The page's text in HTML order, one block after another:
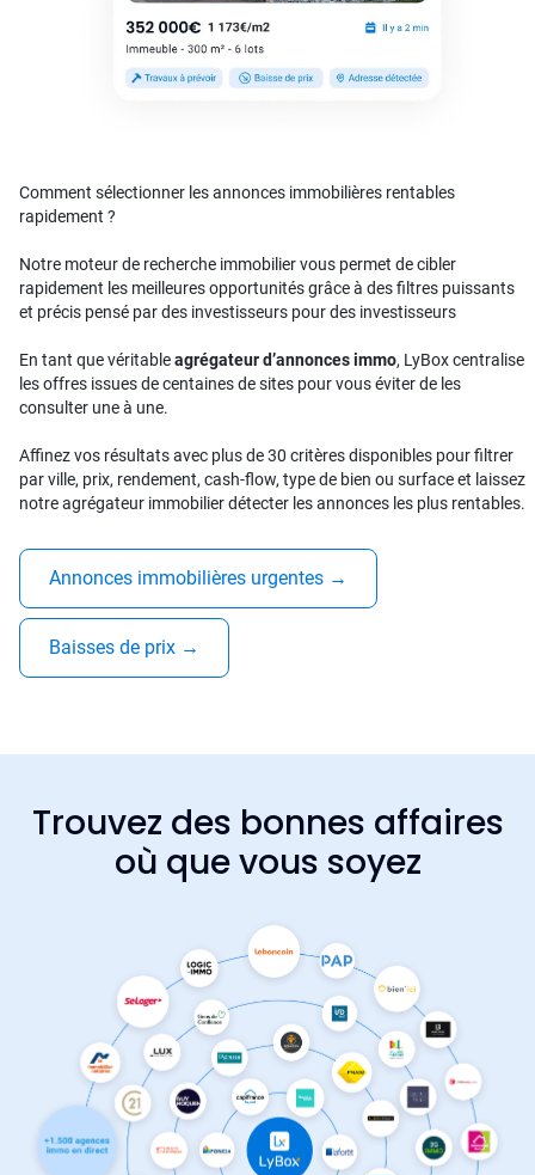
Comment sélectionner les annonces immobilières rentables
rapidement ?
Notre moteur de recherche immobilier vous permet de cibler
rapidement les meilleures opportunités grâce à des filtres puissants
et précis pensé par des investisseurs pour des investisseurs
En tant que véritableagrégateur d’annonces immo, LyBox centralise
les offres issues de centaines de sites pour vous éviter de les
consulter une à une.
Affinez vos résultats avec plus de 30 critères disponibles pour filtrer
par ville, prix, rendement, cash-flow, type de bien ou surface et laissez
notre agrégateur immobilier détecter les annonces les plus rentables.
Annonces immobilières urgentes →
Baisses de prix →
Trouvez des bonnes affaires
où que vous soyez